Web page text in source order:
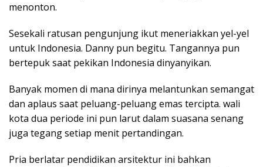
menonton.
Sesekali ratusan pengunjung ikut meneriakkan yel-yel
untuk Indonesia. Danny pun begitu. Tangannya pun
bertepuk saat pekikan Indonesia dinyanyikan.
Banyak momen di mana dirinya melantunkan semangat
dan aplaus saat peluang-peluang emas tercipta. wali
kota dua periode ini pun larut dalam suasana senang
juga tegang setiap menit pertandingan.
Pria berlatar pendidikan arsitektur ini bahkan